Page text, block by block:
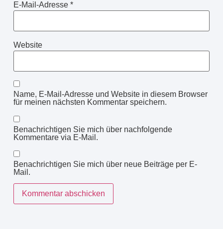
E-Mail-Adresse *
Website
Name, E-Mail-Adresse und Website in diesem Browser
für meinen nächsten Kommentar speichern.
Benachrichtigen Sie mich über nachfolgende
Kommentare via E-Mail.
Benachrichtigen Sie mich über neue Beiträge per E-
Mail.